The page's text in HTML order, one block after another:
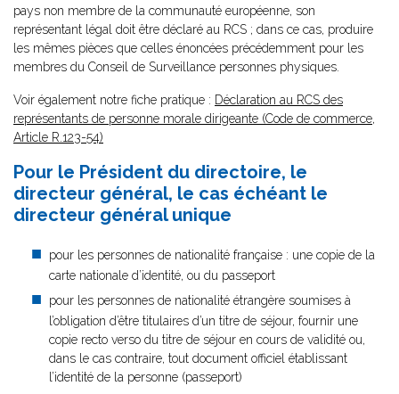
pays non membre de la communauté européenne, son
représentant légal doit être déclaré au RCS ; dans ce cas, produire
les mêmes pièces que celles énoncées précédemment pour les
membres du Conseil de Surveillance personnes physiques.
Voir également notre fiche pratique : Déclaration au RCS des
représentants de personne morale dirigeante (Code de commerce,
Article R.123-54)
Pour le Président du directoire, le
directeur général, le cas échéant le
directeur général unique
pour les personnes de nationalité française : une copie de la
carte nationale d’identité, ou du passeport
pour les personnes de nationalité étrangère soumises à
l’obligation d’être titulaires d’un titre de séjour, fournir une
copie recto verso du titre de séjour en cours de validité ou,
dans le cas contraire, tout document officiel établissant
l’identité de la personne (passeport)